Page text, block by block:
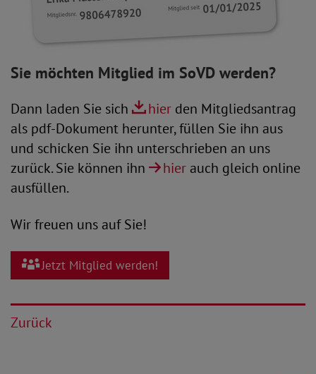
Sie möchten Mitglied im SoVD werden?
Dann laden Sie sich hier den Mitgliedsantrag
als pdf-Dokument herunter, füllen Sie ihn aus
und schicken Sie ihn unterschrieben an uns
zurück. Sie können ihn
hier auch gleich online
ausfüllen.
Wir freuen uns auf Sie!
Jetzt Mitglied werden!
Zurück